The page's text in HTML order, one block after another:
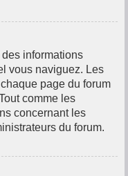
informations
vous naviguez. Les
page du forum
comme les
concernant les
du forum.